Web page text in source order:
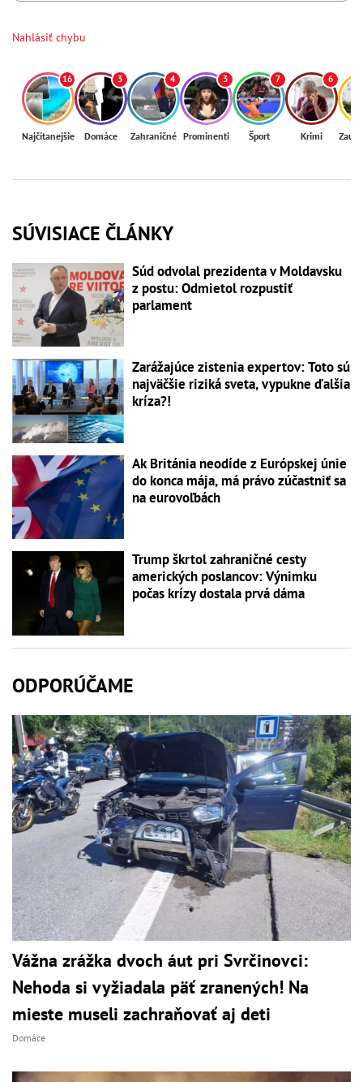
Nahlásiť chybu
16
Najčítanejšie
3
Domáce
4
Zahraničné
3
Prominenti
7
Šport
6
Krimi
SÚVISIACE ČLÁNKY
Súd odvolal prezidenta v Moldavsku
z postu: Odmietol rozpustiť
parlament
Zarážajúce zistenia expertov: Toto sú
najväčšie riziká sveta, vypukne ďalšia
kríza?!
Ak Británia neodíde z Európskej únie
do konca mája, má právo zúčastniť sa
na eurovoľbách
Trump škrtol zahraničné cesty
amerických poslancov: Výnimku
počas krízy dostala prvá dáma
ODPORÚČAME
Vážna zrážka dvoch áut pri Svrčinovci:
Nehoda si vyžiadala päť zranených! Na
mieste museli zachraňovať aj deti
Domáce